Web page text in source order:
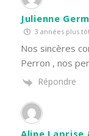
Julienne
3 années plus
Nos sincères
Perron , nos
Répondre
Aline Laprise